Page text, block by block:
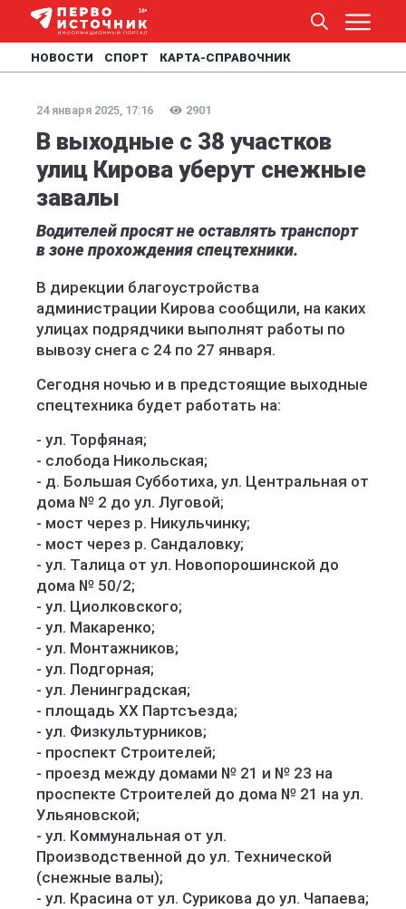
НОВОСТИ СПОРТ КАРТА-СПРАВОЧНИК
24 января 2025, 17:16 2901
В выходные с 38 участков
улиц Кирова уберут снежные
завалы
Водителей просят не оставлять транспорт
в зоне прохождения спецтехники.
В дирекции благоустройства
администрации Кирова сообщили, на каких
улицах подрядчики выполнят работы по
вывозу снега с 24 по 27 января.
Сегодня ночью и в предстоящие выходные
спецтехника будет работать на:
- ул. Торфяная;
- слобода Никольская;
- д. Большая Субботиха, ул. Центральная от
дома № 2 до ул. Луговой;
- мост через р. Никульчинку;
- мост через р. Сандаловку;
- ул. Талица от ул. Новопорошинской до
дома № 50/2;
- ул. Циолковского;
- ул. Макаренко;
- ул. Монтажников;
- ул. Подгорная;
- ул. Ленинградская;
- площадь ХХ Партсъезда;
- ул. Физкультурников;
- проспект Строителей;
- проезд между домами № 21 и № 23 на
проспекте Строителей до дома № 21 на ул.
Ульяновской;
- ул. Коммунальная от ул.
Производственной до ул. Технической
(снежные валы);
- ул. Красина от ул. Сурикова до ул. Чапаева;